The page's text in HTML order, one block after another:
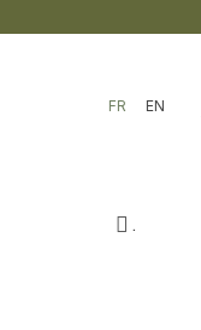
FR EN
.